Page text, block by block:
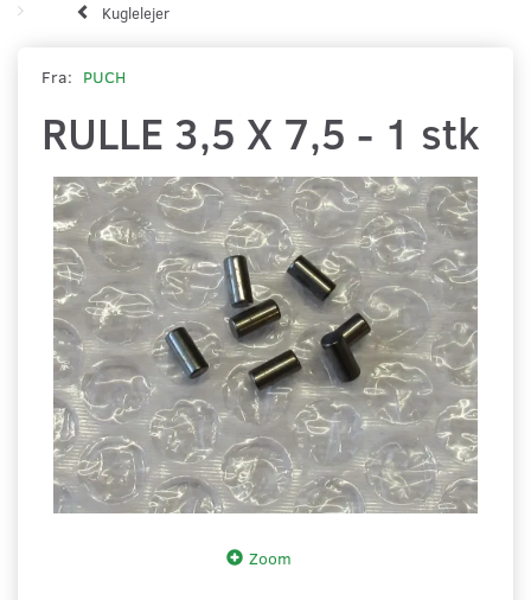
Kuglelejer
Fra: PUCH
RULLE 3,5 X 7,5 - 1 stk
Zoom